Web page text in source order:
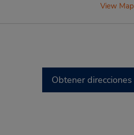
View Map
Obtener direcciones